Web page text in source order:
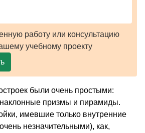
работу или консультацию
учебному проекту
были очень простыми:
призмы и пирамиды.
имевшие только внутрен­ние
незначительными), как,